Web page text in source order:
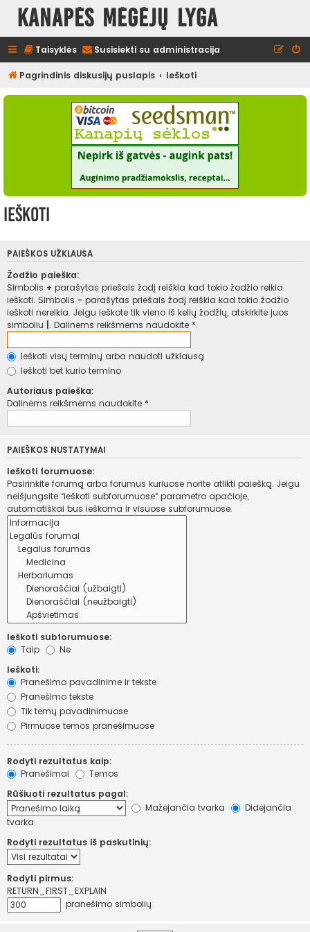
Kanapės mėgėjų lyga
Taisyklės Susisiekti su administracija
Pagrindinis diskusijų puslapis Ieškoti
Ieškoti
PAIEŠKOS UŽKLAUSA
Žodžio paieška:
Simbolis + parašytas priešais žodį reiškia kad tokio žodžio reikia
ieškoti. Simbolis - parašytas priešais žodį reiškia kad tokio žodžio
ieškoti nereikia. Jeigu ieškote tik vieno iš kelių žodžių, atskirkite juos
simboliu . Dalinėms reikšmėms naudokite *.
Ieškoti visų terminų arba naudoti užklausą
Ieškoti bet kurio termino
Autoriaus paieška:
Dalinėms reikšmėms naudokite *.
PAIEŠKOS NUSTATYMAI
Ieškoti forumuose:
Pasirinkite forumą arba forumus kuriuose norite atlikti paiešką. Jeigu
neišjungsite “ieškoti subforumuose“ parametro apačioje,
automatiškai bus ieškoma ir visuose subforumuose.
Ieškoti subforumuose:
Taip
Ne
Ieškoti:
Pranešimo pavadinime ir tekste
Pranešimo tekste
Tik temų pavadinimuose
Pirmuose temos pranešimuose
Rodyti rezultatus kaip:
Pranešimai
Temos
Rūšiuoti rezultatus pagal:
Mažėjančia tvarka
Didėjančia
tvarka
Rodyti rezultatus iš paskutinių:
Rodyti pirmus:
RETURN_FIRST_EXPLAIN
pranešimo simbolių